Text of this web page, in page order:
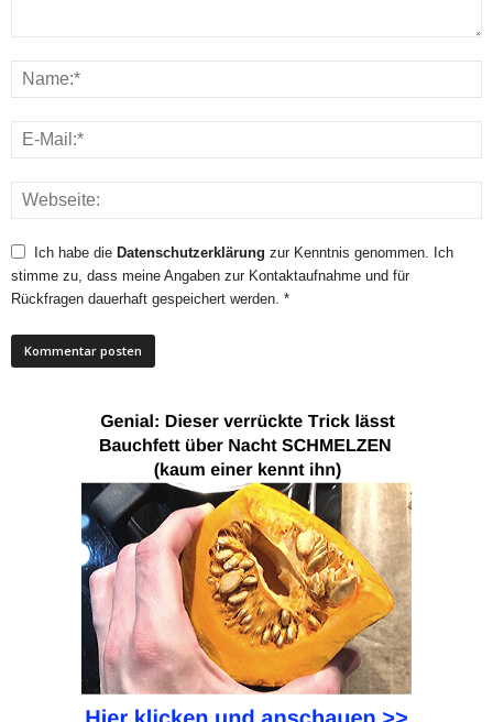
Ich habe die Datenschutzerklärung zur Kenntnis genommen. Ich
stimme zu, dass meine Angaben zur Kontaktaufnahme und für
Rückfragen dauerhaft gespeichert werden. *